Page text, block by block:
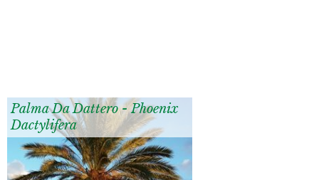
Palma Da Dattero - Phoenix
Dactylifera